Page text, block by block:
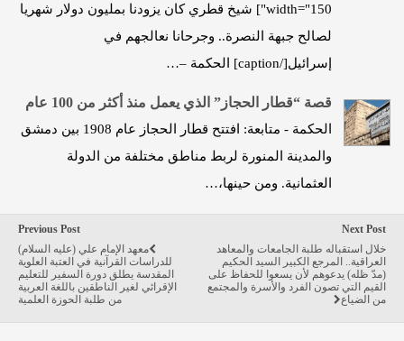
width="150"] شيخ قطري كان يزودنا بمليون دولار شهريا
لصالح جبهة النصرة.. وجرحانا نعالجهم في
إسرائيل[/caption] الحكمة –…
قصة “قطار الحجاز” الذي يعمل منذ أكثر من 100 عام
الحكمة - متابعة: افتتح قطار الحجاز عام 1908 بين دمشق
والمدينة المنورة لربط مناطق مختلفة من الدولة
العثمانية. ومن حينها،…
Previous Post
معهد الإمام علي (عليه السلام)
للدراسات القرآنية في العتبة العلوية
المقدسة يطلق دورة السفير للتعليم
الإقرائي لغير الناطقين باللغة العربية
من طلبة الحوزة العلمية
Next Post
خلال استقباله طلبة الجامعات والمعاهد
العراقية.. المرجع الكبير السيد الحكيم
(مدّ ظله) يدعوهم لأن يسعوا للحفاظ على
القيم التي تصون الفرد والأسرة والمجتمع
من الضياع